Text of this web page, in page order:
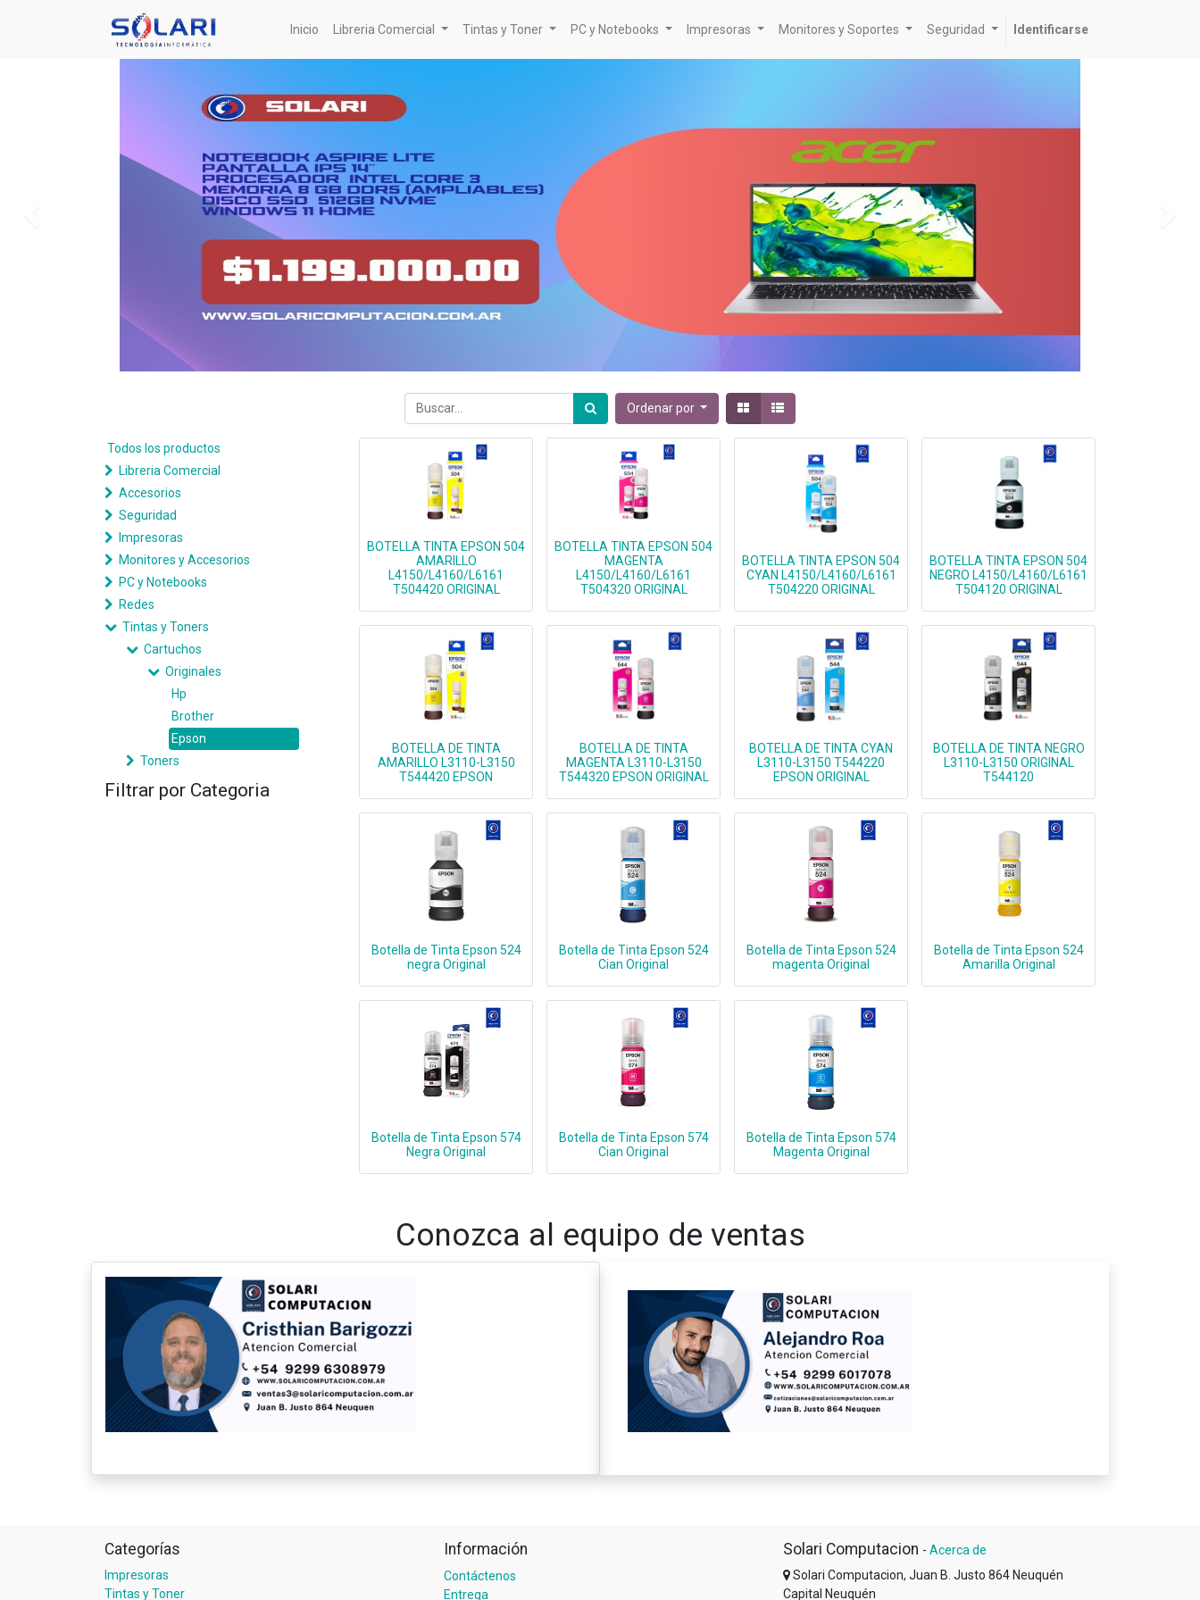
Inicio Libreria Comercial Tintas y Toner PC y Notebooks Impresoras Monitores y Soportes Seguridad Identificarse
Ordenar por
Todos los productos
Libreria Comercial
Accesorios
Seguridad
Impresoras
Monitores y Accesorios
PC y Notebooks
Redes
Tintas y Toners
Cartuchos
Originales
Hp
Brother
Epson
Toners
Filtrar por Categoria
BOTELLA TINTA EPSON 504
AMARILLO
L4150/L4160/L6161
T504420 ORIGINAL
BOTELLA TINTA EPSON 504
MAGENTA
L4150/L4160/L6161
T504320 ORIGINAL
BOTELLA TINTA EPSON 504
CYAN L4150/L4160/L6161
T504220 ORIGINAL
BOTELLA TINTA EPSON 504
NEGRO L4150/L4160/L6161
T504120 ORIGINAL
BOTELLA DE TINTA
AMARILLO L3110-L3150
T544420 EPSON
BOTELLA DE TINTA
MAGENTA L3110-L3150
T544320 EPSON ORIGINAL
BOTELLA DE TINTA CYAN
L3110-L3150 T544220
EPSON ORIGINAL
BOTELLA DE TINTA NEGRO
L3110-L3150 ORIGINAL
T544120
Botella de Tinta Epson 524
negra Original
Botella de Tinta Epson 524
Cian Original
Botella de Tinta Epson 524
magenta Original
Botella de Tinta Epson 524
Amarilla Original
Botella de Tinta Epson 574
Negra Original
Botella de Tinta Epson 574
Cian Original
Botella de Tinta Epson 574
Magenta Original
Conozca al equipo de ventas
Categorías
Impresoras
Tintas y Toner
Información
Contáctenos
Entrega
Solari Computacion - Acerca de
Solari Computacion, Juan B. Justo 864 Neuquén
Capital Neuquén